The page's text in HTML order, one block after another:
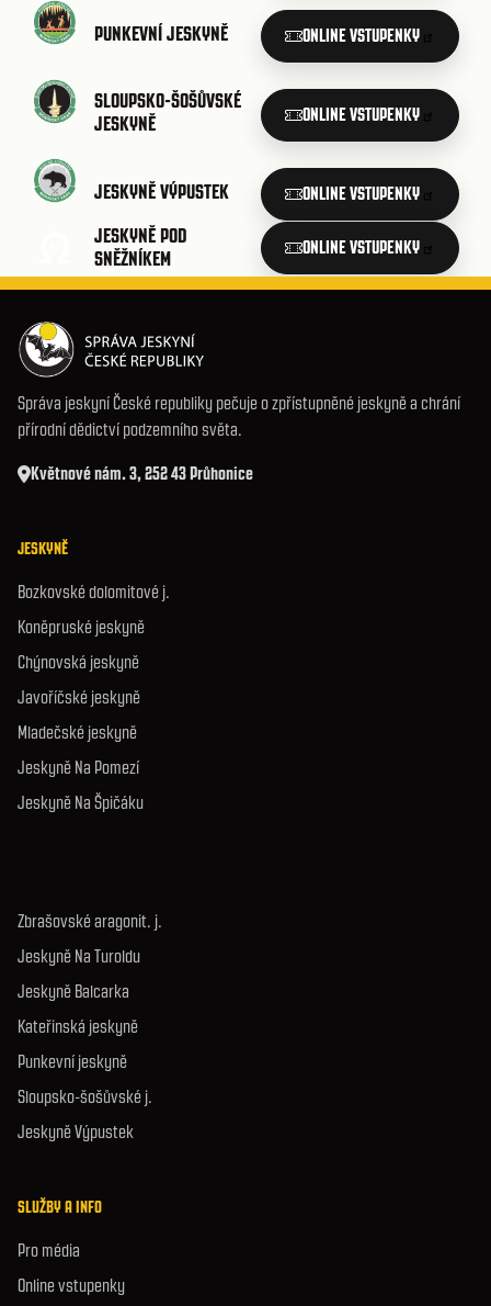
PUNKEVNÍ JESKYNĚ ONLINE VSTUPENKY
SLOUPSKO-ŠOŠŮVSKÉ
JESKYNĚ
ONLINE VSTUPENKY
JESKYNĚ VÝPUSTEK ONLINE VSTUPENKY
JESKYNĚ POD
SNĚŽNÍKEM
ONLINE VSTUPENKY
Správa jeskyní České republiky pečuje o zpřístupněné jeskyně a chrání
přírodní dědictví podzemního světa.
Květnové nám. 3, 252 43 Průhonice
JESKYNĚ
Bozkovské dolomitové j.
Koněpruské jeskyně
Chýnovská jeskyně
Javoříčské jeskyně
Mladečské jeskyně
Jeskyně Na Pomezí
Jeskyně Na Špičáku
Zbrašovské aragonit. j.
Jeskyně Na Turoldu
Jeskyně Balcarka
Kateřinská jeskyně
Punkevní jeskyně
Sloupsko-šošůvské j.
Jeskyně Výpustek
SLUŽBY A INFO
Pro média
Online vstupenky